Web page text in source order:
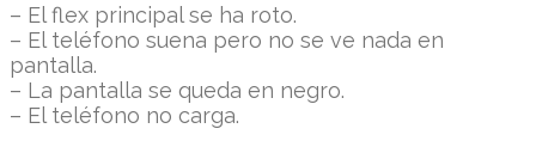
– El flex principal se ha roto.
– El teléfono suena pero no se ve nada en
pantalla.
– La pantalla se queda en negro.
– El teléfono no carga.